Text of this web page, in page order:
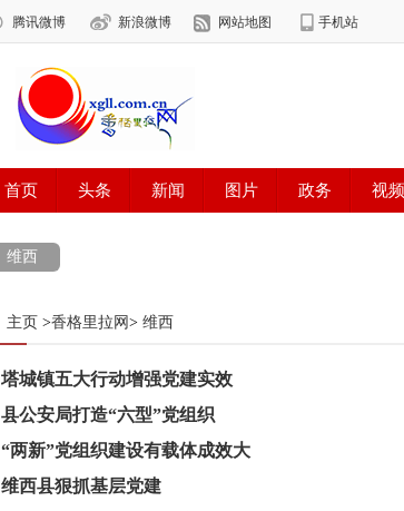
维西
主页 >香格里拉网 > 维西
塔城镇五大行动增强党建实效
县公安局打造“六型”党组织
“两新”党组织建设有载体成效大
维西县狠抓基层党建